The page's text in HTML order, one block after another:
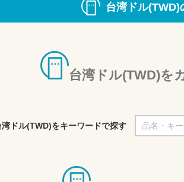
台湾ドル(TWD)
台湾ドル(TWD)を
湾ドル(TWD)をキーワードで探す